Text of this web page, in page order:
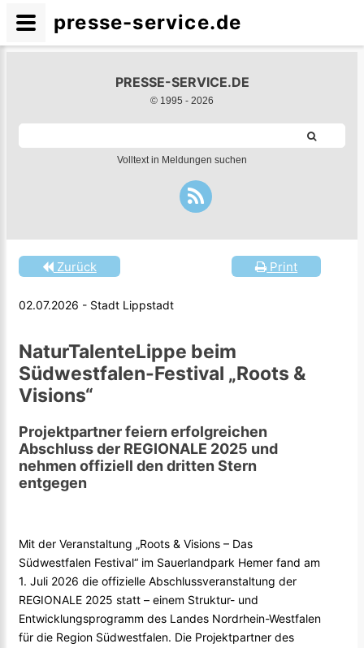
PRESSE-SERVICE.DE
© 1995 - 2026
Volltext in Meldungen suchen
Print
Zurück
02.07.2026 - Stadt Lippstadt
NaturTalenteLippe beim
Südwestfalen-Festival „Roots &
Visions“
Projektpartner feiern erfolgreichen
Abschluss der REGIONALE 2025 und
nehmen offiziell den dritten Stern
entgegen
Mit der Veranstaltung „Roots & Visions – Das
Südwestfalen Festival“ im Sauerlandpark Hemer fand am
1. Juli 2026 die offizielle Abschlussveranstaltung der
REGIONALE 2025 statt – einem Struktur- und
Entwicklungsprogramm des Landes Nordrhein-Westfalen
für die Region Südwestfalen. Die Projektpartner des
presse-service.de